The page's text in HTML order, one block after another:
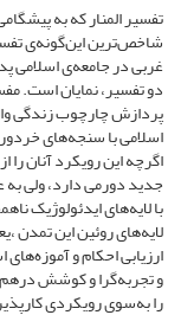
تفسیر المنار که به
شاخص‌ترین این‌گونه‌ی
غربی در جامعه‌ی اسلامی
دو تفسیر، نمایان است.
پردازش چارچوب زندگی
اسلامی با سنجه‌های
اگرچه این رویکرد آنان را
جدید دورمی دارد، ولی
با لایه‌های ایدئولوژیک
لایه‌های روئین این تمدن
ارزیابی احکام و
و تجربه‌گرا و کوشش
را به‌سوی رویکردی